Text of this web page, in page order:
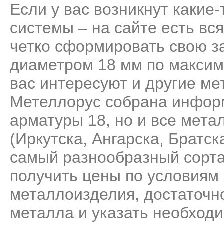
Если у вас возникнут
системы – на сайте есть
четко сформировать свою
диаметром 18 мм по
вас интересуют и другие
Метеллорус собрана
арматуры 18, но и все
(Иркутска, Ангарска,
самый разнообразный
получить цены по условиям
металлоизделия,
металла и указать